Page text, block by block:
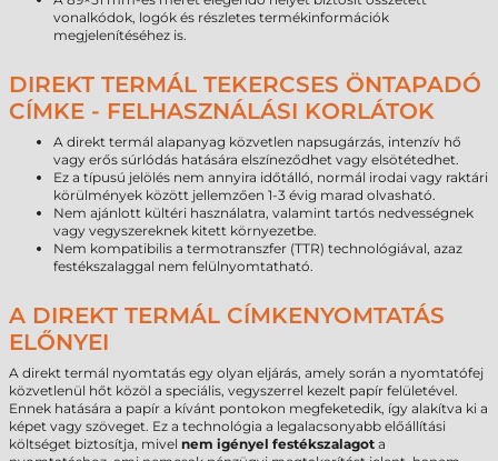
vonalkódok, logók és részletes termékinformációk
megjelenítéséhez is.
DIREKT TERMÁL TEKERCSES ÖNTAPADÓ
CÍMKE - FELHASZNÁLÁSI KORLÁTOK
A direkt termál alapanyag közvetlen napsugárzás, intenzív hő
vagy erős súrlódás hatására elszíneződhet vagy elsötétedhet.
Ez a típusú jelölés nem annyira időtálló, normál irodai vagy raktári
körülmények között jellemzően 1-3 évig marad olvasható.
Nem ajánlott kültéri használatra, valamint tartós nedvességnek
vagy vegyszereknek kitett környezetbe.
Nem kompatibilis a termotranszfer (TTR) technológiával, azaz
festékszalaggal nem felülnyomtatható.
A DIREKT TERMÁL CÍMKENYOMTATÁS
ELŐNYEI
A direkt termál nyomtatás egy olyan eljárás, amely során a nyomtatófej
közvetlenül hőt közöl a speciális, vegyszerrel kezelt papír felületével.
Ennek hatására a papír a kívánt pontokon megfeketedik, így alakítva ki a
képet vagy szöveget. Ez a technológia a legalacsonyabb előállítási
költséget biztosítja, mivel nem igényel festékszalagot a